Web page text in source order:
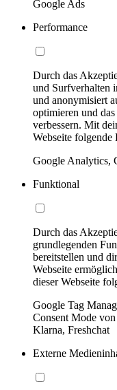
Google Ads
Performance
Durch das
und Surfverhalten
und anonymisiert
optimieren und
verbessern. Mit
Webseite folgende
Google Analytics,
Funktional
Durch das
grundlegenden
bereitstellen und
Webseite
dieser Webseite
Google Tag
Consent Mode
Klarna, Freshchat
Externe